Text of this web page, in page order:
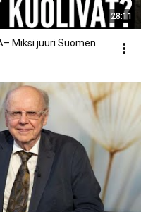
28:11
Mik­si juu­ri Suo­men